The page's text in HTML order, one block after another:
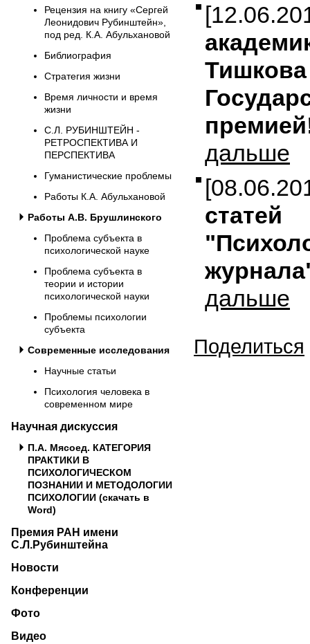
Рецензия на книгу «Сергей
Леонидович Рубинштейн»,
под ред. К.А. Абульхановой
Библиография
Стратегия жизни
Время личности и время
жизни
С.Л. РУБИНШТЕЙН -
РЕТРОСПЕКТИВА И
ПЕРСПЕКТИВА
Гуманистические проблемы
Работы К.А. Абульхановой
Работы А.В. Брушлинского
Проблема субъекта в
психологической науке
Проблема субъекта в
теории и истории
психологической науки
Проблемы психологии
субъекта
Современные исследования
Научные статьи
Психология человека в
современном мире
Научная дискуссия
П.А. Мясоед. КАТЕГОРИЯ
ПРАКТИКИ В
ПСИХОЛОГИЧЕСКОМ
ПОЗНАНИИ И МЕТОДОЛОГИИ
ПСИХОЛОГИИ (скачать в
Word)
Премия РАН имени
С.Л.Рубинштейна
Новости
Конференции
Фото
Видео
Тишкова
дальше
статей
дальше
Поделиться